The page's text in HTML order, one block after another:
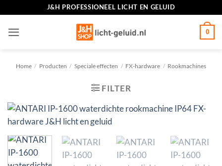
inhoud
J&H PROFESSIONEEL LICHT EN GELUID
0
Home / Producten / Speciale effecten / FX-hardware / Rookmachines
FILTER